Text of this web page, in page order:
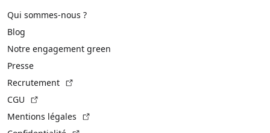
Qui sommes-nous ?
Blog
Notre engagement green
Presse
Recrutement
CGU
Mentions légales